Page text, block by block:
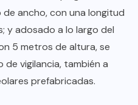
ancho, con una longitud
y adosado a lo largo del
5 metros de altura, se
vigilancia, también a
prefabricadas.